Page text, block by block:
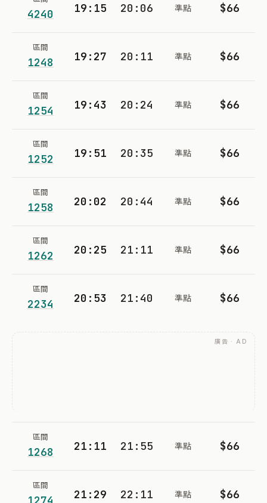
4240 19:15 20:06 準點 $66
區間
1248 19:27 20:11 準點 $66
區間
1254 19:43 20:24 準點 $66
區間
1252 19:51 20:35 準點 $66
區間
1258 20:02 20:44 準點 $66
區間
1262 20:25 21:11 準點 $66
區間
2234 20:53 21:40 準點 $66
廣告 · AD
區間
1268 21:11 21:55 準點 $66
區間
21:29 22:11 準點 $66